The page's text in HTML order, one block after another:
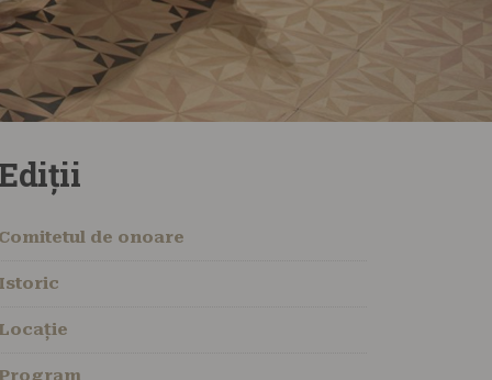
Comitetul de onoare
Istoric
Locație
Program